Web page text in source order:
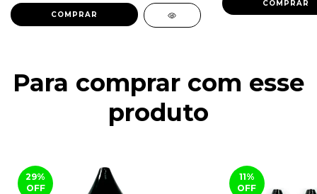
COMPRAR
Para comprar com esse
produto
29%
OFF
11%
OFF